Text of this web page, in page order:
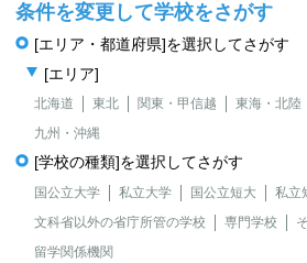
条件を変更して学校をさがす
[エリア・都道府県]を選択してさがす
[エリア]
北海道 東北 関東・甲信越 東海・北陸
九州・沖縄
[学校の種類]を選択してさがす
国公立大学 私立大学 国公立短大 私立
文科省以外の省庁所管の学校
専門学校
留学関係機関